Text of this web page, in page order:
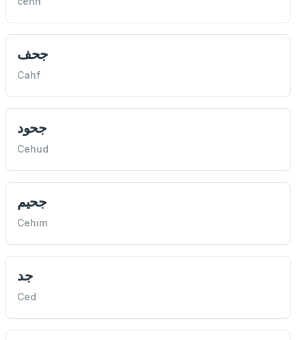
جحف
Cahf
جحود
Cehud
جحيم
Cehım
جد
Ced